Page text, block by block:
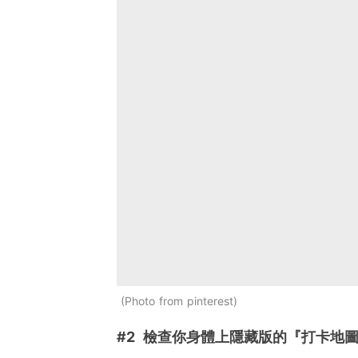
Photo from pinterest
#2 檢查你身體上隱藏版的『打卡地